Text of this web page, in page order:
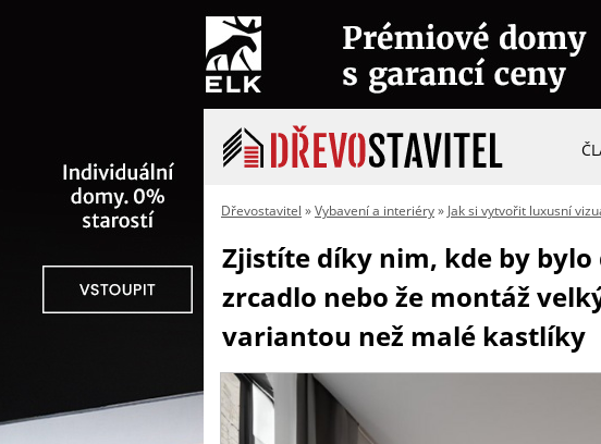
Dřevostavitel »Vybavení a interiéry» Jak si vytvořit luxusní
Zjistíte díky nim, kde by
zrcadlo nebo že montáž
variantou než malé kastlíky